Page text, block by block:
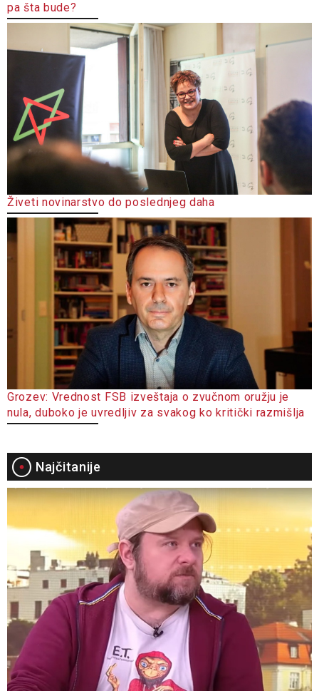
pa šta bude?
Živeti novinarstvo do poslednjeg daha
Grozev: Vrednost FSB izveštaja o zvučnom oružju je
nula, duboko je uvredljiv za svakog ko kritički razmišlja
Najčitanije